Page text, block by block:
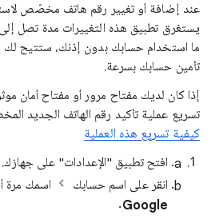
عند إضافة أو تغيير رقم هاتف مخصّص
ما استخدام حسابك بدون إذنك، ستتيح لك
تأمين حسابك بسرعة.
إذا كان لديك مفتاح مرور أو مفتاح أمان
تسريع عملية تأكيد رقم الهاتف الجديد
كيفية تسريع هذه العملية
افتح تطبيق "الإعدادات" على جهازك.
انقر على اسم حسابك
اسمك مرة
Google
.